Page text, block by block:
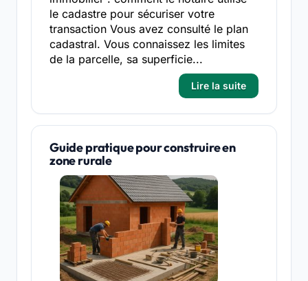
le cadastre pour sécuriser votre
transaction Vous avez consulté le plan
cadastral. Vous connaissez les limites
de la parcelle, sa superficie...
Lire la suite
Guide pratique pour construire en
zone rurale